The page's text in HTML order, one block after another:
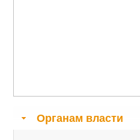
Органам власти